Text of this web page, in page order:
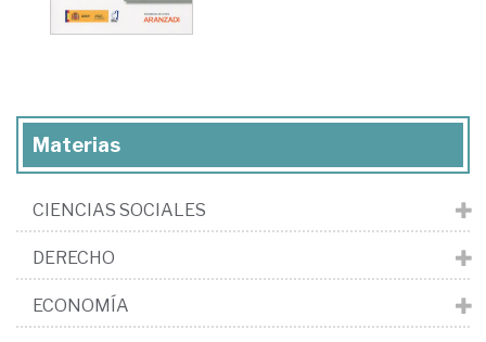
Materias
CIENCIAS SOCIALES
DERECHO
ECONOMÍA